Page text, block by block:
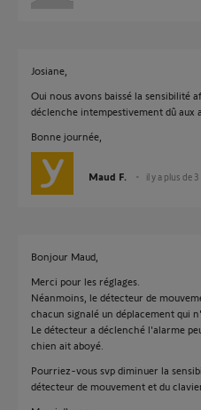
Josiane,
Oui nous avons baissé la sensibilité
déclenche intempestivement dû aux
Bonne journée,
Maud F. il y a plus de 3
Bonjour Maud,
Merci pour les réglages.
Néanmoins, le détecteur de
chacun signalé un déplacement qui
Le détecteur a déclenché l'alarme
chien ait aboyé.
Pourriez-vous svp diminuer la
détecteur de mouvement et du